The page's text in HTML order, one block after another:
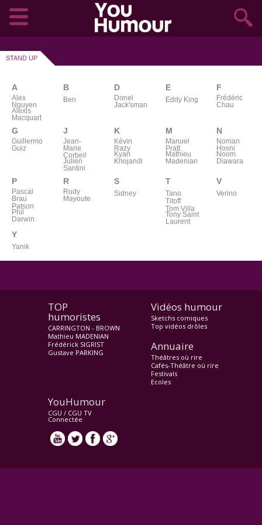
STAND UP
A
Alex
Nguyen
Alexis
Macquart
B
Ben
D
Donel
Jack'sman
E
Eddy King
F
Frédéric
Chau
G
Guillermo
Guiz
J
Jean-
Marie
Corbeil
Julien
Santini
K
Kévin
Razy
Kyan
Khojandi
M
Manuel
Pratt
Mathieu
Madenian
N
Noman
Hosni
Noom
Diawara
P
Pascal
Brau
Patson
Phil
Darwin
R
Rudy
Mayoute
S
Sidney
T
Tano
Titoff
Tom Villa
Tony Saint
Laurent
V
Verino
Y
Yanik
TOP
humoristes
CARRINGTON - BROWN
Mathieu MADENIAN
Frédérick SIGRIST
Gustave PARKING
Vidéos humour
Sketchs comiques
Top vidéos drôles
Annuaire
Théâtres où rire
Cafés-Théâtre où rire
Festivals
Ecoles
YouHumour
CGU / CGU TV
Connectée